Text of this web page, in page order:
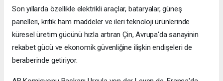
Son yıllarda özellikle elektrikli araçlar, bataryalar, güneş
panelleri, kritik ham maddeler ve ileri teknoloji ürünlerinde
küresel üretim gücünü hızla artıran Çin, Avrupa'da sanayinin
rekabet gücü ve ekonomik güvenliğine ilişkin endişeleri de
beraberinde getiriyor.